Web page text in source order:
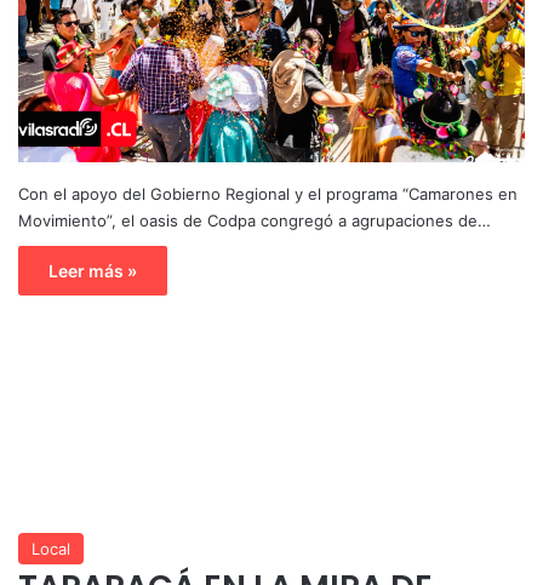
Con el apoyo del Gobierno Regional y el programa “Camarones en
Movimiento”, el oasis de Codpa congregó a agrupaciones de…
Leer más »
Local